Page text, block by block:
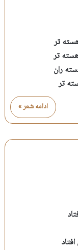
تر
تر
ران
تر
ادامه شعر »